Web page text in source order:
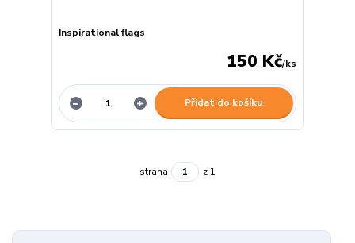
Inspirational flags
150 Kč/ks
Přidat do košíku
strana z 1